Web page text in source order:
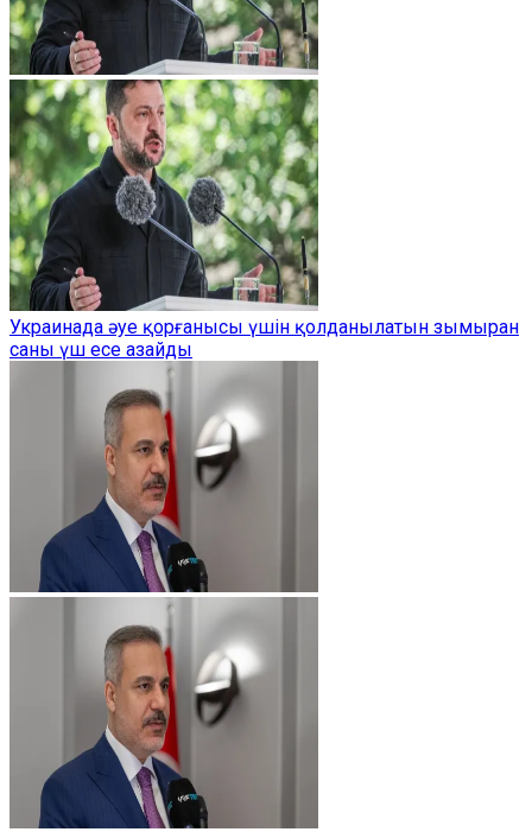
Украинада әуе қорғанысы үшін қолданылатын зымыран
саны үш есе азайды